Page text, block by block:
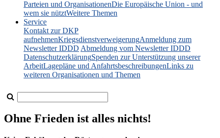
Parteien und OrganisationenDie Europäische Union - und
wem sie nütztWeitere Themen
Service
Kontakt zur DKP
aufnehmenKriegsdienstverweigerungAnmeldung zum
Newsletter IDDD Abmeldung vom Newsletter IDDD
DatenschutzerklärungSpenden zur Unterstützung unserer
ArbeitLagepläne und AnfahrtsbeschreibungenLinks zu
weiteren Organisationen und Themen
Ohne Frieden ist alles nichts!